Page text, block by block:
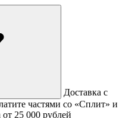
Доставка с
частями со «Сплит» и
от 25 000 рублей